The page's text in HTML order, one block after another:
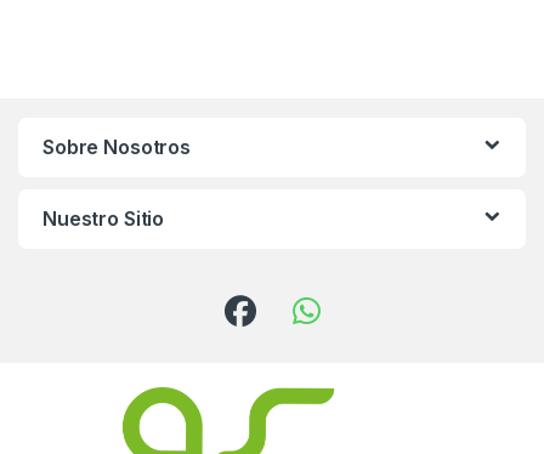
Sobre Nosotros
Nuestro Sitio